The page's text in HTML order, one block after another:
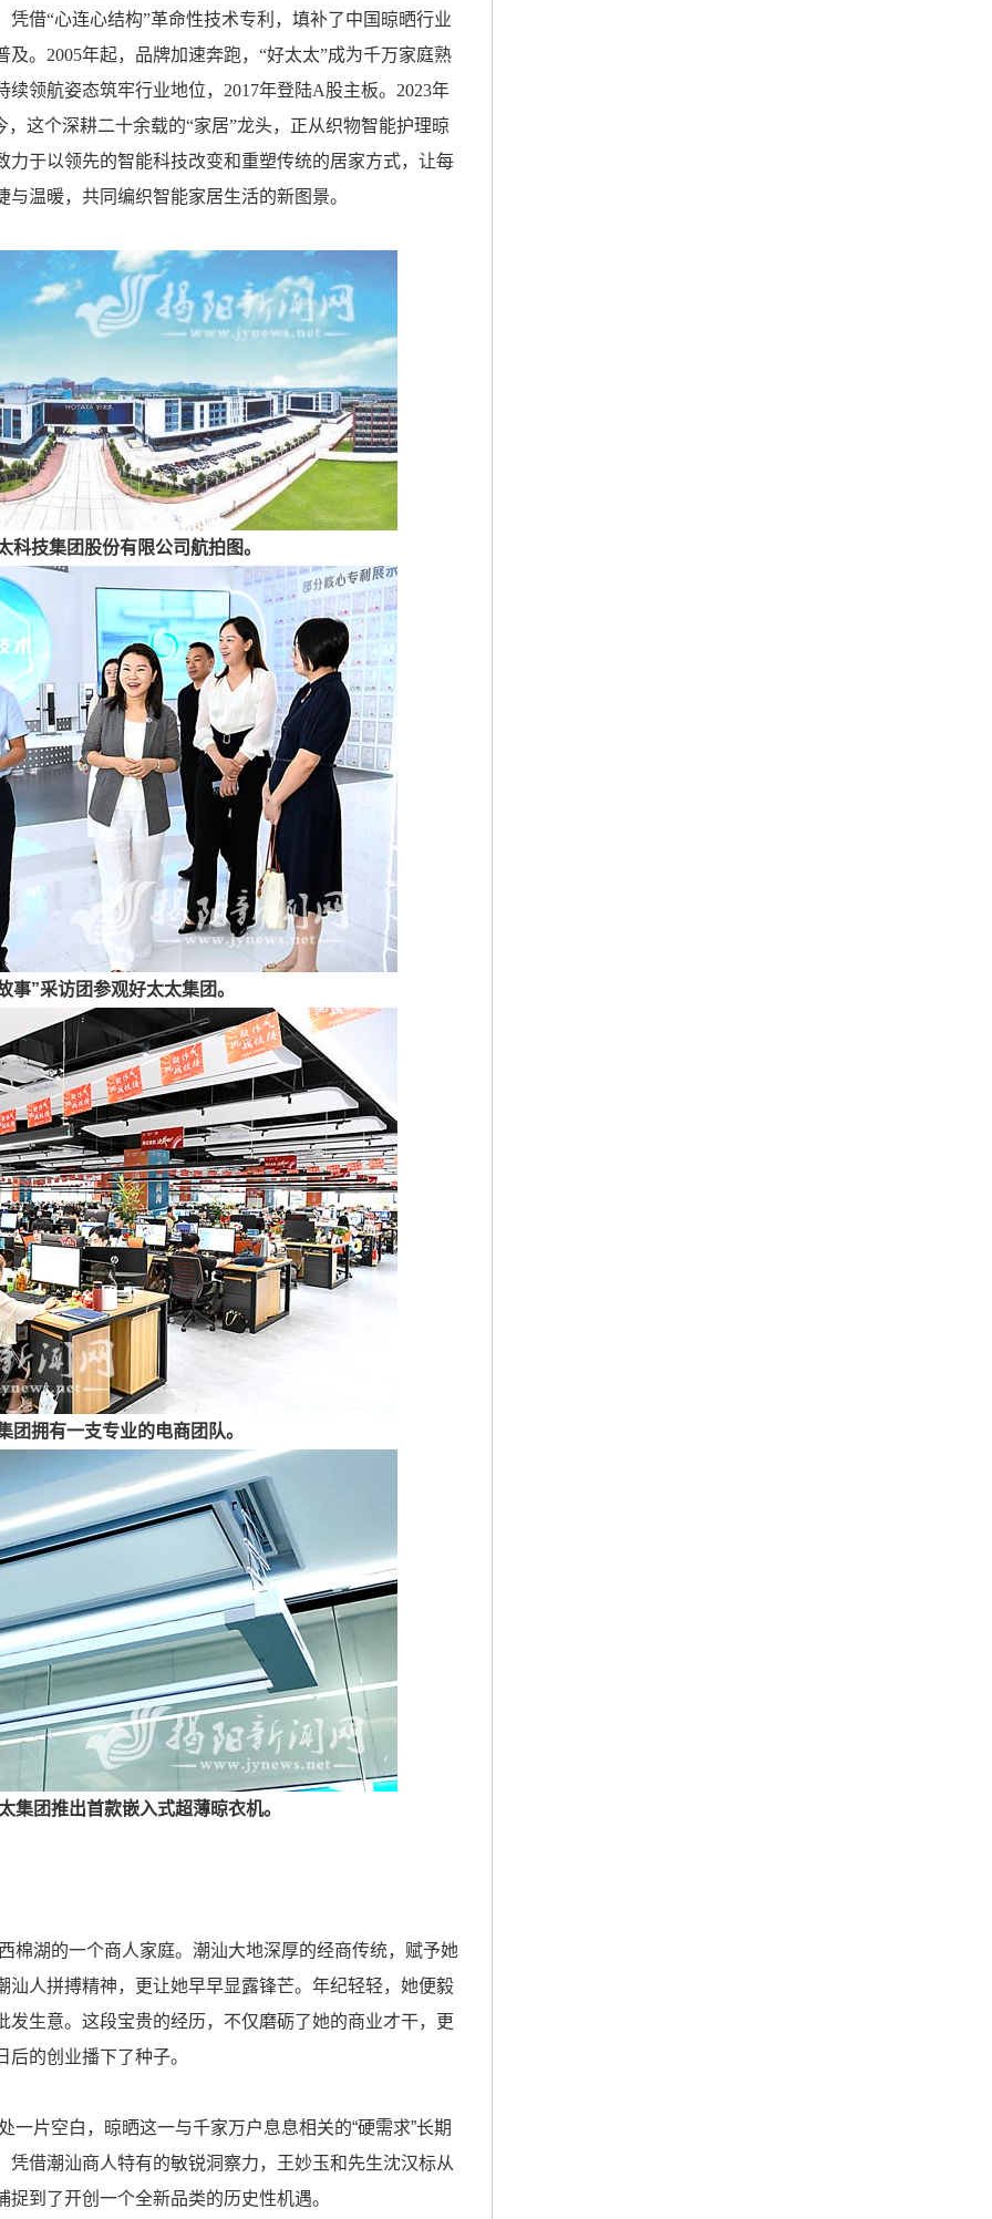
“心连心结构”革命性技术专利，填补了中国晾晒行业
。2005年起，品牌加速奔跑，“好太太”成为千万家庭熟
续领航姿态筑牢行业地位，2017年登陆A股主板。2023年
这个深耕二十余载的“家居”龙头，正从织物智能护理晾
力于以领先的智能科技改变和重塑传统的居家方式，让每
温暖，共同编织智能家居生活的新图景。
科技集团股份有限公司航拍图。
事”采访团参观好太太集团。
团拥有一支专业的电商团队。
集团推出首款嵌入式超薄晾衣机。
湖的一个商人家庭。潮汕大地深厚的经商传统，赋予她
汕人拼搏精神，更让她早早显露锋芒。年纪轻轻，她便毅
发生意。这段宝贵的经历，不仅磨砺了她的商业才干，更
的创业播下了种子。
空白，晾晒这一与千家万户息息相关的“硬需求”长期
凭借潮汕商人特有的敏锐洞察力，王妙玉和先生沈汉标从
到了开创一个全新品类的历史性机遇。